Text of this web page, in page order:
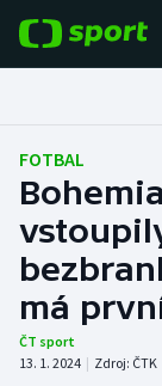
Fotbal
Hokej
Tenis
Atletika
FOTBAL
má
ČT sport
13. 1. 2024 | Zdroj: ČTK